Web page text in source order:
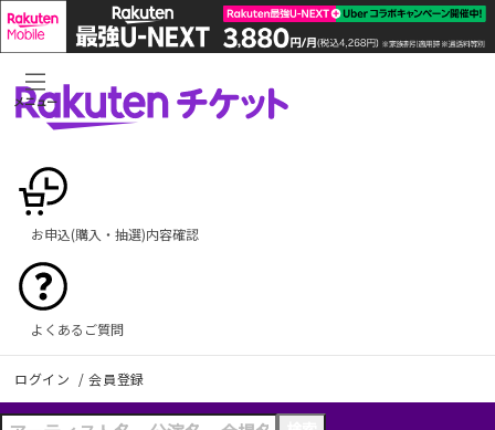
お申込(購入・抽選)内容確認
よくあるご質問
ログイン /会員登録
メニュー